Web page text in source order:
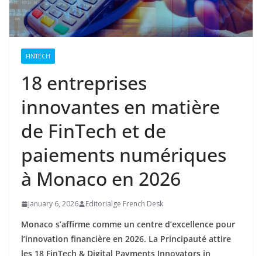
FINTECH
18 entreprises
innovantes en matière
de FinTech et de
paiements numériques
à Monaco en 2026
January 6, 2026 Editorialge French Desk
Monaco s’affirme comme un centre d’excellence pour
l’innovation financière en 2026. La Principauté attire
les 18 FinTech & Digital Payments Innovators in